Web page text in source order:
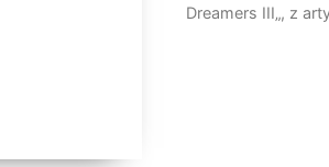
Dreamers III„, z